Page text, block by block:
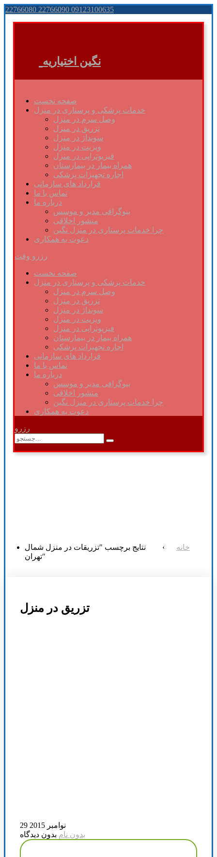
22766080 22766090 09123100635
نگین اختیاریه
صفحه نخست
خدمات پزشکی و پرستاری در منزل
وصل سرم در منزل
تزریق در منزل
سونداژ در منزل
ویزیت در منزل
فیزیوتراپی در منزل
همراه بیمار در بیمارستان
اجاره تجهیزات پزشکی
قرارداد های سازمانی
تماس با ما
درباره ما
بیوگرافی مدیر و موسس
منشور اخلاقی
چرا خدمات پرستاری در منزل نگین
دعوت به همکاری
رزرو وقت
صفحه نخست
خدمات پزشکی و پرستاری در منزل
وصل سرم در منزل
تزریق در منزل
سونداژ در منزل
ویزیت در منزل
فیزیوتراپی در منزل
همراه بیمار در بیمارستان
اجاره تجهیزات پزشکی
قرارداد های سازمانی
تماس با ما
درباره ما
بیوگرافی مدیر و موسس
منشور اخلاقی
چرا خدمات پرستاری در منزل نگین
دعوت به همکاری
رزرو
خانه ›
نتایج برچسب "تزریقات در منزل شمال
تهران"
تزریق در منزل
29 نوامبر 2015
بدون نام بدون دیدگاه